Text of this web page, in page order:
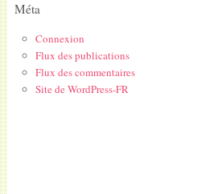
Méta
Connexion
Flux des publications
Flux des commentaires
Site de WordPress-FR